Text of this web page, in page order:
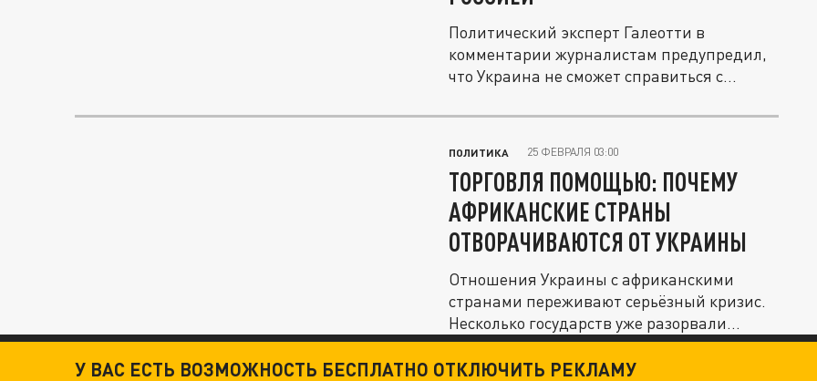
Политический эксперт Галеотти в
комментарии журналистам предупредил,
что Украина не сможет справиться с...
ПОЛИТИКА 25 ФЕВРАЛЯ 03:00
ТОРГОВЛЯ ПОМОЩЬЮ: ПОЧЕМУ
АФРИКАНСКИЕ СТРАНЫ
ОТВОРАЧИВАЮТСЯ ОТ УКРАИНЫ
Отношения Украины с африканскими
странами переживают серьёзный кризис.
Несколько государств уже разорвали...
У ВАС ЕСТЬ ВОЗМОЖНОСТЬ БЕСПЛАТНО ОТКЛЮЧИТЬ РЕКЛАМУ